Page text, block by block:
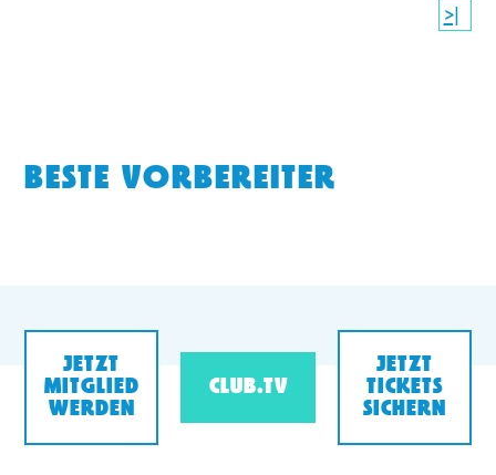
>|
BESTE VORBEREITER
JETZT
MITGLIED
WERDEN
CLUB.TV
JETZT
TICKETS
SICHERN